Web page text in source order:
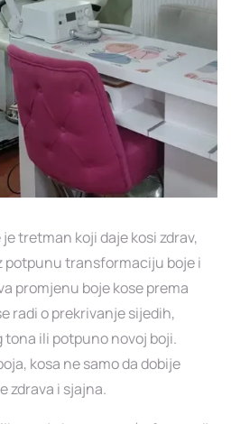
tretman koji daje kosi zdrav,
potpunu transformaciju boje i
promjenu boje kose prema
radi o prekrivanje sijedih,
ili potpuno novoj boji.
kosa ne samo da dobije
zdrava i sjajna.